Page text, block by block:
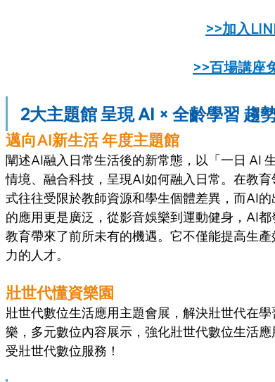
>>加入
>>百場講座
2大主題館 呈現 AI × 全齡學習 趨
邁向AI新生活 年度主題館
闡述AI融入日常生活後的新常態，以「一日 AI
情境、融合科技，呈現AI如何融入日常。在教
式往往受限於教師資源和學生個體差異，而AI
的應用更是廣泛，從影音娛樂到運動健身，AI
教育帶來了前所未有的機遇。它不僅能提高生
力的人才。
壯世代懂資樂園
壯世代數位生活應用主題會展，解決壯世代在
樂，多元數位內容展示，強化壯世代數位生活
受壯世代數位服務！